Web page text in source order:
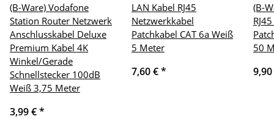
(B-Ware) Vodafone
Station Router Netzwerk
Anschlusskabel Deluxe
Premium Kabel 4K
Winkel/Gerade
Schnellstecker 100dB
Weiß 3,75 Meter
3,99 €*
LAN Kabel RJ45
Netzwerkkabel
Patchkabel CAT 6a Weiß
5 Meter
7,60 €*
(B-
50